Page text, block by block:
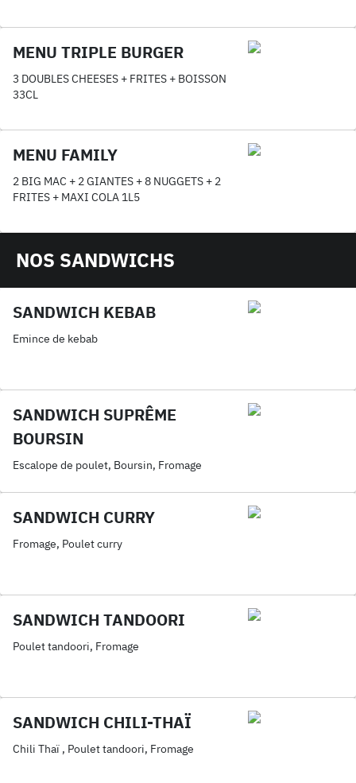
MENU TRIPLE BURGER
3 DOUBLES CHEESES + FRITES + BOISSON
33CL
MENU FAMILY
2 BIG MAC + 2 GIANTES + 8 NUGGETS + 2
FRITES + MAXI COLA 1L5
NOS SANDWICHS
SANDWICH KEBAB
Emince de kebab
SANDWICH SUPRÊME
BOURSIN
Escalope de poulet, Boursin, Fromage
SANDWICH CURRY
Fromage, Poulet curry
SANDWICH TANDOORI
Poulet tandoori, Fromage
SANDWICH CHILI-THAÏ
Chili Thaï , Poulet tandoori, Fromage